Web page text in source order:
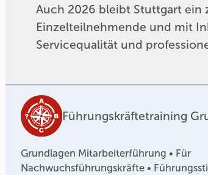
Auch 2026 bleibt Stuttgart ein
Einzelteilnehmende und mit
Servicequalität und
Führungskräftetraining
Grundlagen Mitarbeiterführung • Für
Nachwuchsführungskräfte •